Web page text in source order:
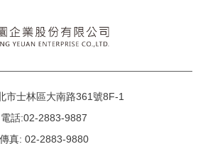
市士林區大南路361號8F-1
電話:02-2883-9887
傳真: 02-2883-9880